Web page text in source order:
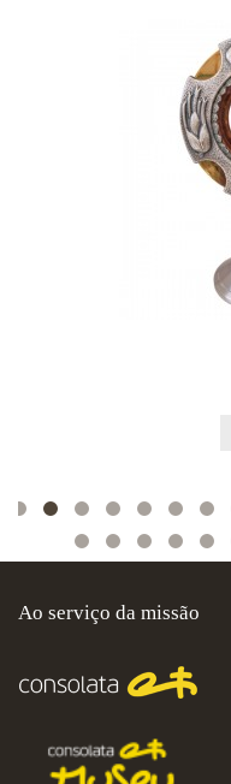
Ao serviço da missão